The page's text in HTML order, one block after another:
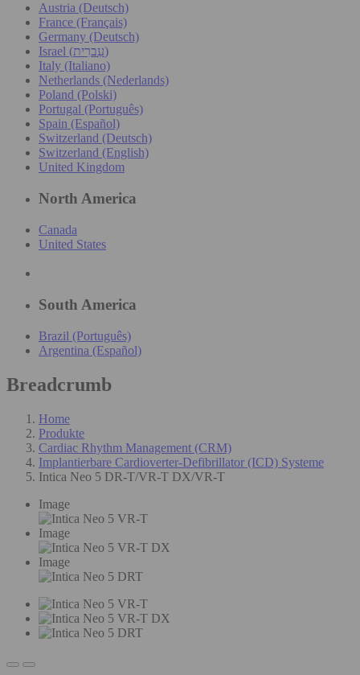
Austria (Deutsch)
France (Français)
Germany (Deutsch)
Israel (עִברִית)
Italy (Italiano)
Netherlands (Nederlands)
Poland (Polski)
Portugal (Português)
Spain (Español)
Switzerland (Deutsch)
Switzerland (English)
United Kingdom
North America
Canada
United States
South America
Brazil (Português)
Argentina (Español)
Breadcrumb
Home
Produkte
Cardiac Rhythm Management (CRM)
Implantierbare Cardioverter-Defibrillator (ICD) Systeme
Intica Neo 5 DR-T/VR-T DX/VR-T
Image
Image
Image